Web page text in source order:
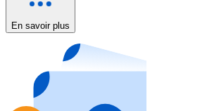
Nouveau
Achetez des cartes-cadeaux de
Aller à la boutique de cartes-cadeaux
En savoir plus